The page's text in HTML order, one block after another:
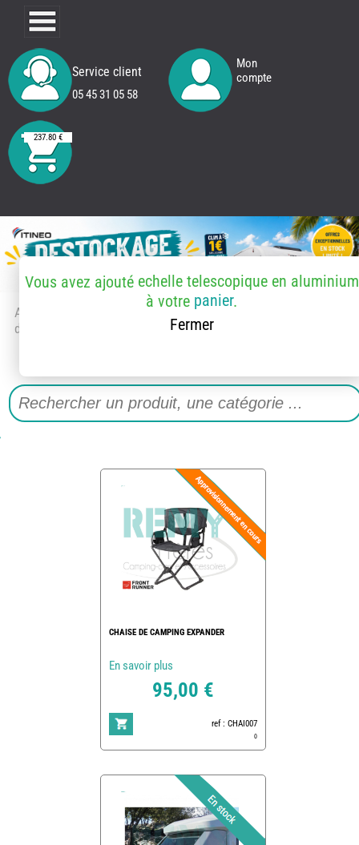
Service client
05 45 31 05 58
Mon
compte
237.80 €
Accueil
> Accessoires et pièces
détachées
Vous avez ajouté echelle telescopique en aluminium
à votre panier.
Fermer
CHAISE DE CAMPING EXPANDER
En savoir plus
95,00 €
ref : CHAI007
0